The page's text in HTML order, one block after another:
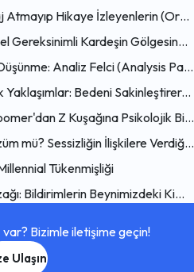
Hayalet Değil, Uydu: Mesaj Atmayıp Hikaye İzleyenlerin (Orbiting) Psikolojisi
Cam Çocuk Sendromu: Özel Gereksinimli Kardeşin Gölgesinde Büyümek
Karar Verememe ve Aşırı Düşünme: Analiz Felci (Analysis Paralysis) Nedir?
Öfke Yönetiminde Somatik Yaklaşımlar: Bedeni Sakinleştirerek Zihni Dönüştürmenin Bilimsel Yolları
Kuşak Çatışması Nedir? Boomer'dan Z Kuşağına Psikolojik Bir Bakış
Tartışırken Susmak Bir Çözüm mü? Sessizliğin İlişkilere Verdiği Zarar
Tükenmişliği
Dijital Dünyanın Dikkat Tuzağı: Bildirimlerin Beynimizdeki Kimyasal Etkisi
var? Bizimle iletişime geçin!
Ulaşın